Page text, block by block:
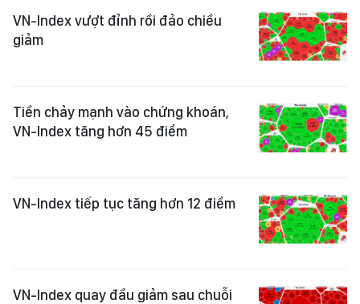
VN-Index vượt đỉnh rồi đảo chiều
giảm
Tiền chảy mạnh vào chứng khoán,
VN-Index tăng hơn 45 điểm
VN-Index tiếp tục tăng hơn 12 điểm
VN-Index quay đầu giảm sau chuỗi